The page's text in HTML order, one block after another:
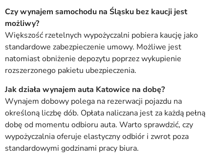
Czy wynajem samochodu na Śląsku bez kaucji jest
możliwy?
Większość rzetelnych wypożyczalni pobiera kaucję jako
standardowe zabezpieczenie umowy. Możliwe jest
natomiast obniżenie depozytu poprzez wykupienie
rozszerzonego pakietu ubezpieczenia.
Jak działa wynajem auta Katowice na dobę?
Wynajem dobowy polega na rezerwacji pojazdu na
określoną liczbę dób. Opłata naliczana jest za każdą pełną
dobę od momentu odbioru auta. Warto sprawdzić, czy
wypożyczalnia oferuje elastyczny odbiór i zwrot poza
standardowymi godzinami pracy biura.